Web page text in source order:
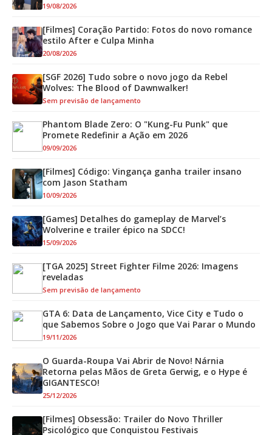
19/08/2026
[Filmes] Coração Partido: Fotos do novo romance
estilo After e Culpa Minha
20/08/2026
[SGF 2026] Tudo sobre o novo jogo da Rebel
Wolves: The Blood of Dawnwalker!
Sem previsão de lançamento
Phantom Blade Zero: O "Kung-Fu Punk" que
Promete Redefinir a Ação em 2026
09/09/2026
[Filmes] Código: Vingança ganha trailer insano
com Jason Statham
10/09/2026
[Games] Detalhes do gameplay de Marvel’s
Wolverine e trailer épico na SDCC!
15/09/2026
[TGA 2025] Street Fighter Filme 2026: Imagens
reveladas
Sem previsão de lançamento
GTA 6: Data de Lançamento, Vice City e Tudo o
que Sabemos Sobre o Jogo que Vai Parar o Mundo
19/11/2026
O Guarda-Roupa Vai Abrir de Novo! Nárnia
Retorna pelas Mãos de Greta Gerwig, e o Hype é
GIGANTESCO!
25/12/2026
[Filmes] Obsessão: Trailer do Novo Thriller
Psicológico que Conquistou Festivais